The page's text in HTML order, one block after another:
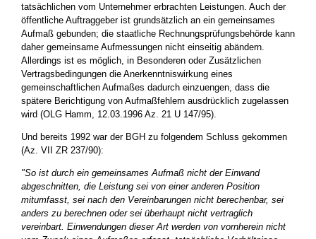
tatsächlichen vom Unternehmer erbrachten Leistungen. Auch der
öffentliche Auftraggeber ist grundsätzlich an ein gemeinsames
Aufmaß gebunden; die staatliche Rechnungsprüfungsbehörde kann
daher gemeinsame Aufmessungen nicht einseitig abändern.
Allerdings ist es möglich, in Besonderen oder Zusätzlichen
Vertragsbedingungen die Anerkenntniswirkung eines
gemeinschaftlichen Aufmaßes dadurch einzuengen, dass die
spätere Berichtigung von Aufmaßfehlern ausdrücklich zugelassen
wird (OLG Hamm, 12.03.1996 Az. 21 U 147/95).
Und bereits 1992 war der BGH zu folgendem Schluss gekommen
(Az. VII ZR 237/90):
"So ist durch ein gemeinsames Aufmaß nicht der Einwand
abgeschnitten, die Leistung sei von einer anderen Position
mitumfasst, sei nach den Vereinbarungen nicht berechenbar, sei
anders zu berechnen oder sei überhaupt nicht vertraglich
vereinbart. Einwendungen dieser Art werden von vornherein nicht